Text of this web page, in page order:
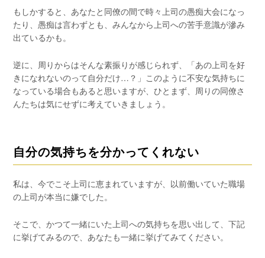
もしかすると、あなたと同僚の間で時々上司の愚痴大会になっ
たり、愚痴は言わずとも、みんなから上司への苦手意識が滲み
出ているかも。
逆に、周りからはそんな素振りが感じられず、「あの上司を好
きになれないのって自分だけ…？」このように不安な気持ちに
なっている場合もあると思いますが、ひとまず、周りの同僚さ
んたちは気にせずに考えていきましょう。
自分の気持ちを分かってくれない
私は、今でこそ上司に恵まれていますが、以前働いていた職場
の上司が本当に嫌でした。
そこで、かつて一緒にいた上司への気持ちを思い出して、下記
に挙げてみるので、あなたも一緒に挙げてみてください。